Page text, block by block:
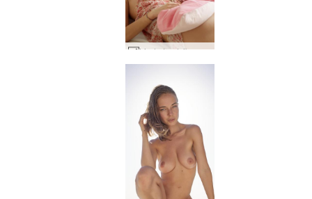
Linda L. atsibunda #4